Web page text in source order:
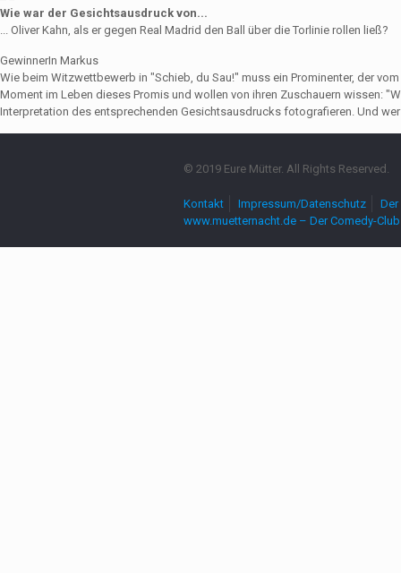
Wie war der Gesichtsausdruck von...
... Oliver Kahn, als er gegen Real Madrid den Ball über die Torlinie rollen ließ?
GewinnerIn Markus
Wie beim Witzwettbewerb in "Schieb, du Sau!" muss ein Prominenter, der
Moment im Leben dieses Promis und wollen von ihren Zuschauern wissen:
Interpretation des entsprechenden Gesichtsausdrucks fotografieren. Und
© 2019 Eure Mütter. All Rights Reserved.
Kontakt Impressum/Datenschutz
www.muetternacht.de – Der Comedy-Club